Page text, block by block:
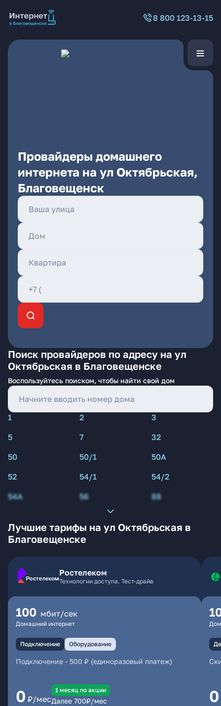
8 800 123-13-15
Провайдеры домашнего
интернета на ул Октябрьская,
Благовещенск
Поиск провайдеров по адресу на ул
Октябрьская в Благовещенске
Воспользуйтесь поиском, чтобы найти свой дом
1 2
3
5
7
32
50
50/1
50А
52
54/1
54/2
54А
56 88
Лучшие тарифы на ул Октябрьская в
Благовещенске
Ростелеком
Технологии доступа. Тест-драйв
100 мбит/сек
Домашний интернет
Подключение Оборудование
Подключение - 500 ₽ (единоразовый платеж)
0 ₽/мес
1 месяц по акции
Далее 700₽/мес 0